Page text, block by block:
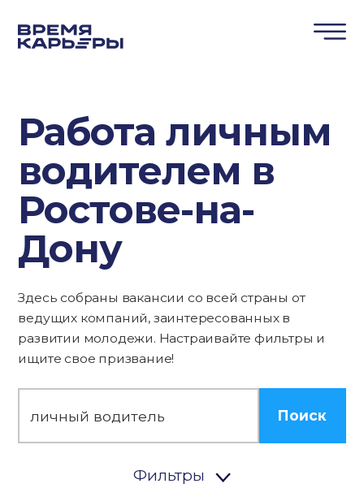
Работа личным
водителем в
Ростове-на-
Дону
Здесь собраны вакансии со всей страны от
ведущих компаний, заинтересованных в
развитии молодежи. Настраивайте фильтры и
ищите свое призвание!
Поиск
Фильтры